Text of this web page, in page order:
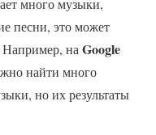
много музыки,
песни, это может
Например, на Google
найти много
но их результаты